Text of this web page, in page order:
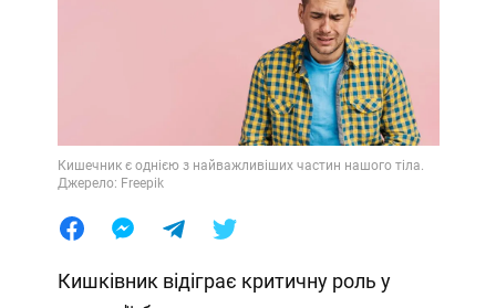
Кишечник є однією з найважливіших частин нашого тіла.
Джерело: Freepik
Кишківник відіграє критичну роль у